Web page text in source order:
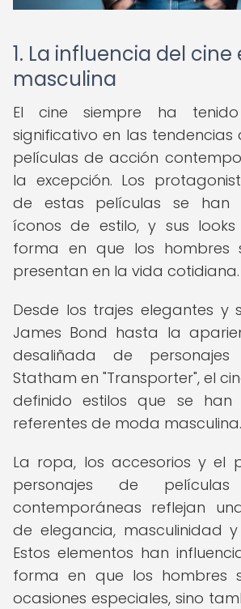
1. La influencia del
masculina
El cine siempre ha
significativo en las tendencias
películas de acción
la excepción. Los
de estas películas se han
íconos de estilo, y sus
forma en que los hombres
presentan en la vida cotidiana.
Desde los trajes elegantes y
James Bond hasta la
desaliñada de
Statham en "Transporter", el
definido estilos que se han
referentes de moda masculina.
La ropa, los accesorios y el
personajes de
contemporáneas reflejan
de elegancia, masculinidad
Estos elementos han
forma en que los hombres
ocasiones especiales, sino